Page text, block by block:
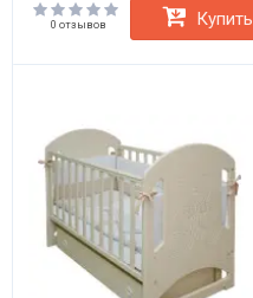
0 отзывов Купить